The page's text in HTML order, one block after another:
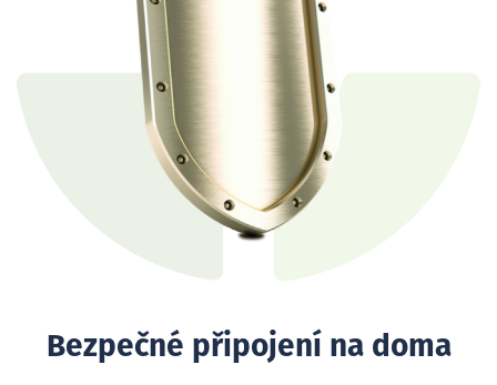
Bezpečné připojení na doma